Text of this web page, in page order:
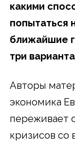
какими
попытаться
ближайшие
три
Авторы
экономика
переживает
кризисов со